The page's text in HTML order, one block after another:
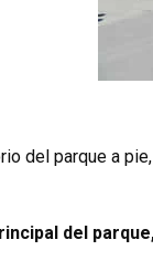
del parque a
del